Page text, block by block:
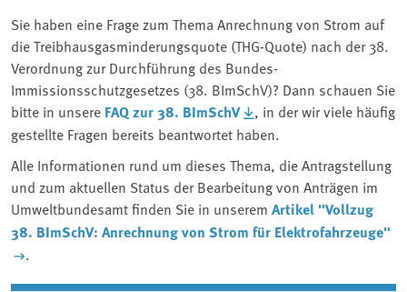
Sie haben eine Frage zum Thema Anrechnung von Strom auf
die Treibhausgasminderungsquote (THG-Quote) nach der 38.
Verordnung zur Durchführung des Bundes-
Immissionsschutzgesetzes (38. BImSchV)? Dann schauen Sie
bitte in unsere FAQ zur 38. BImSchV
, in der wir viele häufig
gestellte Fragen bereits beantwortet haben.
Alle Informationen rund um dieses Thema, die Antragstellung
und zum aktuellen Status der Bearbeitung von Anträgen im
Umweltbundesamt finden Sie in unserem Artikel "Vollzug
38. BImSchV: Anrechnung von Strom für Elektrofahrzeuge"
.